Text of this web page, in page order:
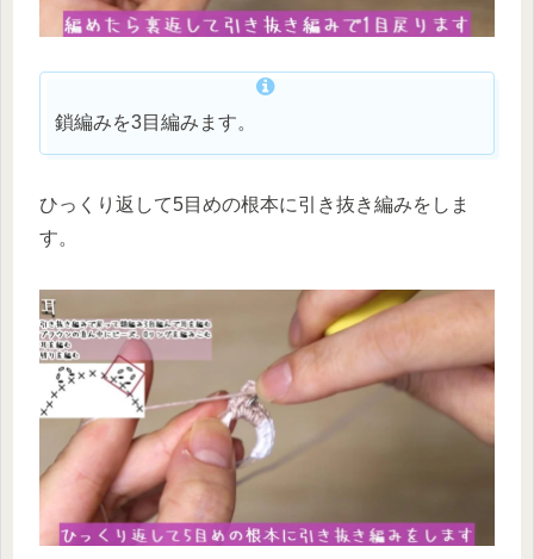
鎖編みを3目編みます。
ひっくり返して5目めの根本に引き抜き編みをしま
す。